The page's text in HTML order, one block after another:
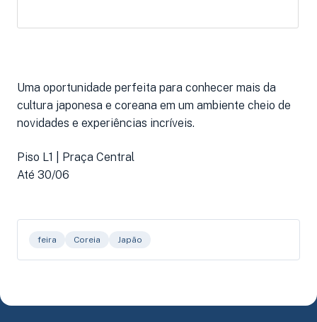
Uma oportunidade perfeita para conhecer mais da
cultura japonesa e coreana em um ambiente cheio de
novidades e experiências incríveis.
Piso L1 | Praça Central
Até 30/06
feira Coreia Japão